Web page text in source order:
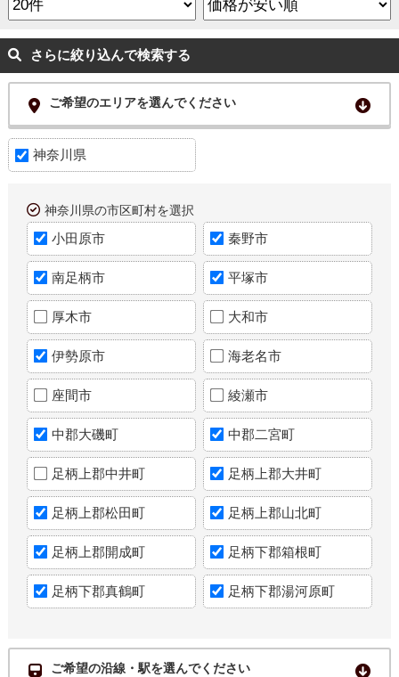
さらに絞り込んで検索する
ご希望のエリアを選んでください
神奈川県
神奈川県の市区町村を選択
小田原市 秦野市
南足柄市 平塚市
厚木市 大和市
伊勢原市 海老名市
座間市 綾瀬市
中郡大磯町 中郡二宮町
足柄上郡中井町 足柄上郡大井町
足柄上郡松田町 足柄上郡山北町
足柄上郡開成町 足柄下郡箱根町
足柄下郡真鶴町 足柄下郡湯河原町
ご希望の沿線・駅を選んでください